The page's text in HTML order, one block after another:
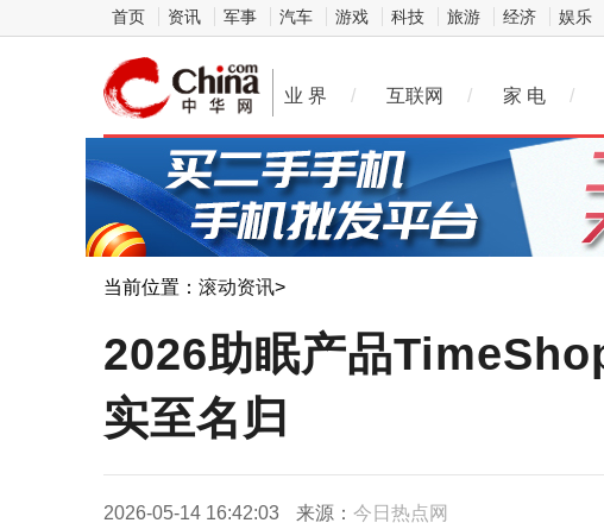
首页 资讯 军事 汽车 游戏 科技 旅游 经济 娱乐
业 界 / 互联网 / 家 电 /
当前位置： 滚动资讯>
2026助眠产品
实至名归
2026-05-14 16:42:03 来源： 今日热点网